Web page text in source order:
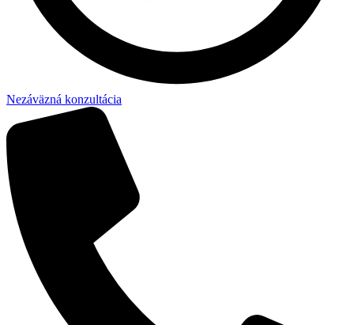
Nezáväzná konzultácia